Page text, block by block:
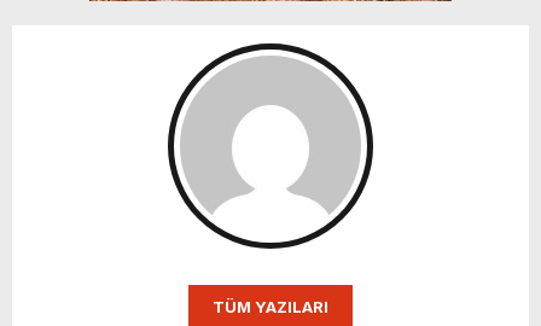
TÜM YAZILARI